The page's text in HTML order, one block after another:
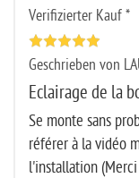
Verifizierter Kauf *
Geschrieben von
Eclairage de la
Se monte sans
référer à la vidéo
l'installation